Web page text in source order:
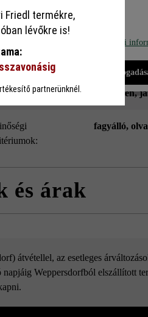
teraszlap
Terrassen,
fagyálló,
és árak
átvétellel, az esetleges
Weppersdorfból elszállított
kínálja Önnek... További
Minden cookie
Friedl termékre,
lévőkre is!
partnerünknél.